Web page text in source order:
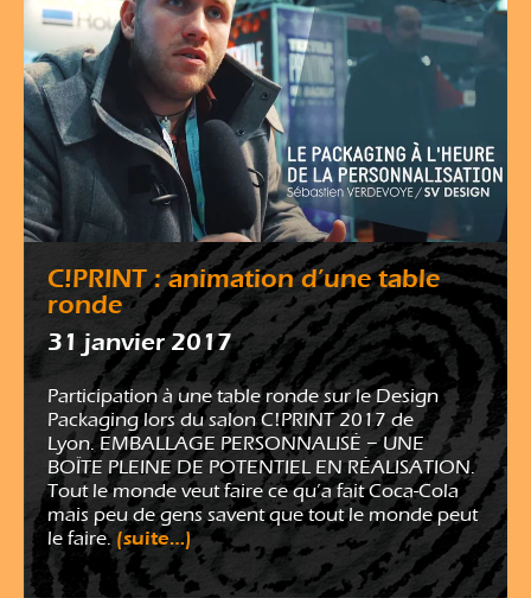
C!PRINT : animation d’une table
ronde
31 janvier 2017
Participation à une table ronde sur le Design
Packaging lors du salon C!PRINT 2017 de
Lyon. EMBALLAGE PERSONNALISÉ – UNE
BOÎTE PLEINE DE POTENTIEL EN RÉALISATION.
Tout le monde veut faire ce qu’a fait Coca-Cola
mais peu de gens savent que tout le monde peut
le faire. (suite…)